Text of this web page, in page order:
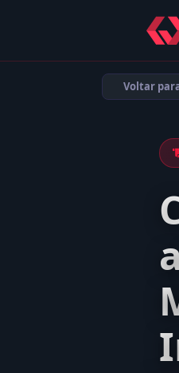
Voltar